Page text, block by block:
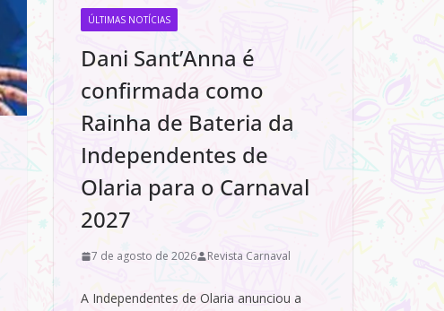
ÚLTIMAS NOTÍCIAS
Dani Sant’Anna é
confirmada como
Rainha de Bateria da
Independentes de
Olaria para o Carnaval
2027
7 de agosto de 2026 Revista Carnaval
A Independentes de Olaria anunciou a